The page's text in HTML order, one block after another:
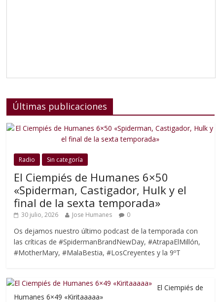
Últimas publicaciones
Radio Sin categoría
El Ciempiés de Humanes 6×50
«Spiderman, Castigador, Hulk y el
final de la sexta temporada»
30 julio, 2026 Jose Humanes 0
Os dejamos nuestro último podcast de la temporada con
las críticas de #SpidermanBrandNewDay, #AtrapaElMillón,
#MotherMary, #MalaBestia, #LosCreyentes y la 9ºT
El Ciempiés de
Humanes 6×49 «Kiritaaaaa»